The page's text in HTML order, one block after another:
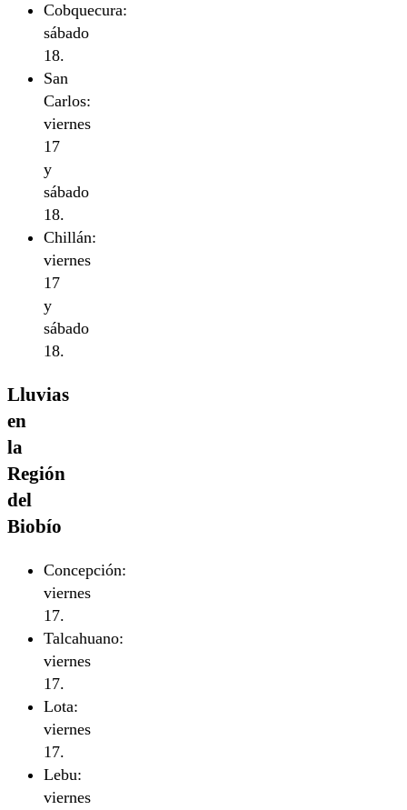
Cobquecura:
sábado
18.
San
Carlos:
viernes
17
y
sábado
18.
Chillán:
viernes
17
y
sábado
18.
Lluvias
en
la
Región
del
Biobío
Concepción:
viernes
17.
Talcahuano:
viernes
17.
Lota:
viernes
17.
Lebu:
viernes